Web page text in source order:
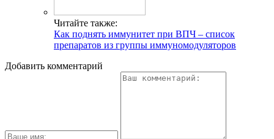
Читайте также:
Как поднять иммунитет при ВПЧ – список
препаратов из группы иммуномодуляторов
Добавить комментарий